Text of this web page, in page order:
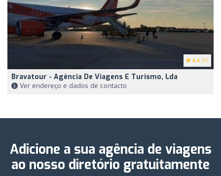
4.4 (8)
Bravatour - Agência De Viagens E Turismo, Lda
Ver endereço e dados de contacto
Adicione a sua agência de viagens
ao nosso diretório gratuitamente